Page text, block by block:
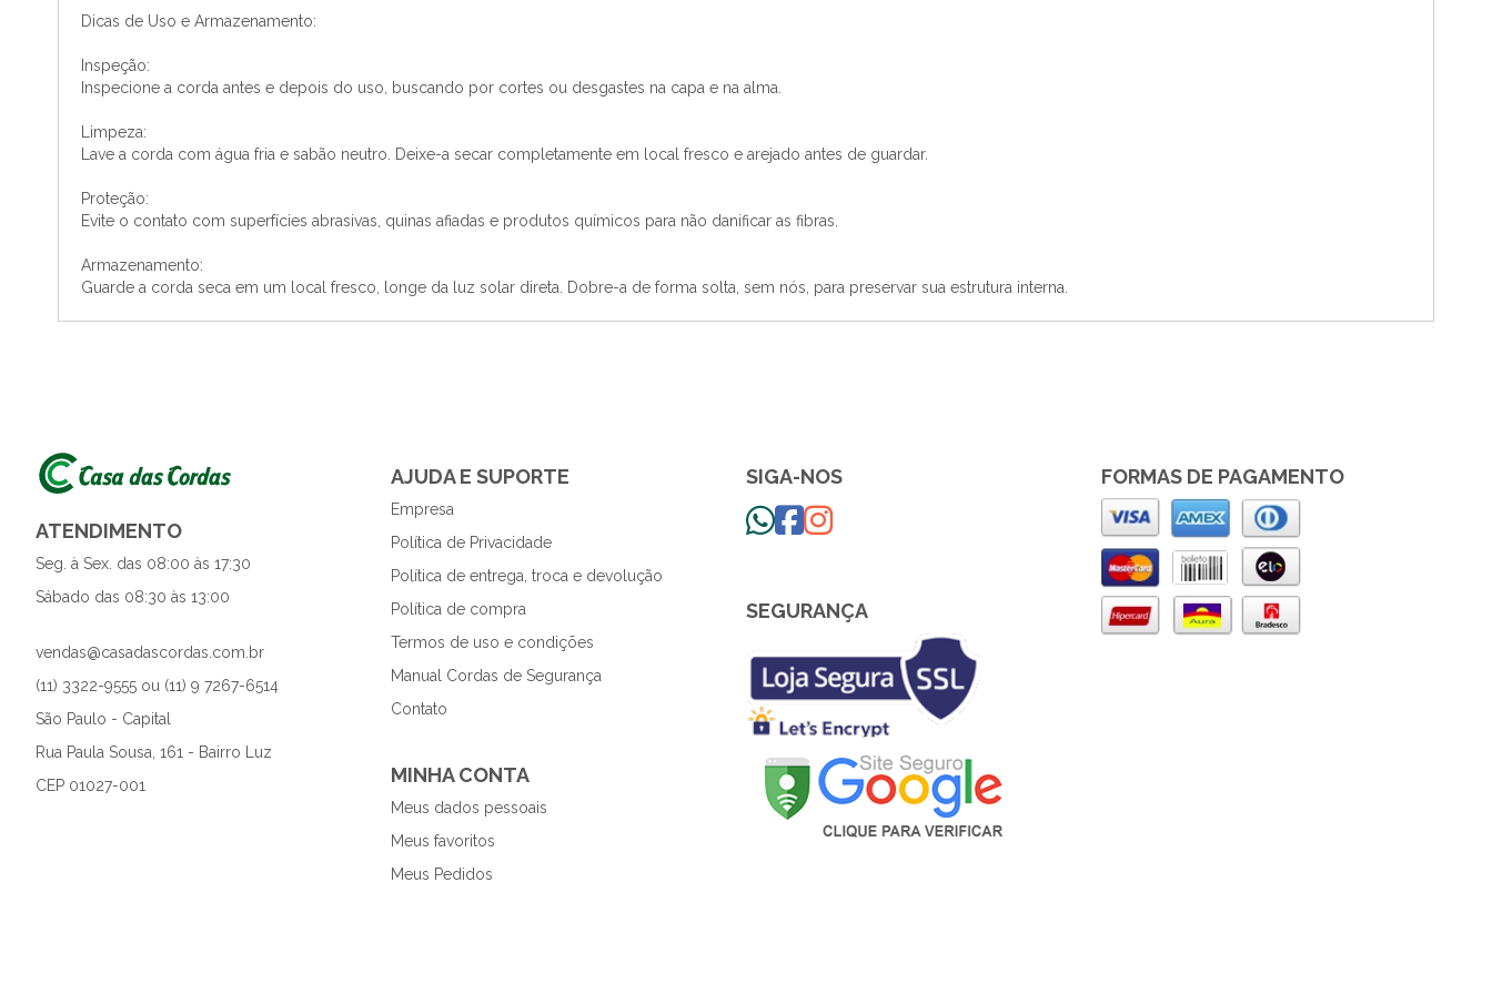
Dicas de Uso e Armazenamento:
Inspeção:
Inspecione a corda antes e depois do uso, buscando por cortes ou desgastes na capa e na alma.
Limpeza:
Lave a corda com água fria e sabão neutro. Deixe-a secar completamente em local fresco e arejado antes de guardar.
Proteção:
Evite o contato com superfícies abrasivas, quinas afiadas e produtos químicos para não danificar as fibras.
Armazenamento:
Guarde a corda seca em um local fresco, longe da luz solar direta. Dobre-a de forma solta, sem nós, para preservar sua estrutura interna.
ATENDIMENTO
Seg. à Sex. das 08:00 às 17:30
Sábado das 08:30 às 13:00
vendas@casadascordas.com.br
(11) 3322-9555 ou (11) 9 7267-6514
São Paulo - Capital
Rua Paula Sousa, 161 - Bairro Luz
CEP 01027-001
AJUDA E SUPORTE
Empresa
Política de Privacidade
Política de entrega, troca e devolução
Política de compra
Termos de uso e condições
Manual Cordas de Segurança
Contato
MINHA CONTA
Meus dados pessoais
Meus favoritos
Meus Pedidos
SIGA-NOS
SEGURANÇA
FORMAS DE PAGAMENTO